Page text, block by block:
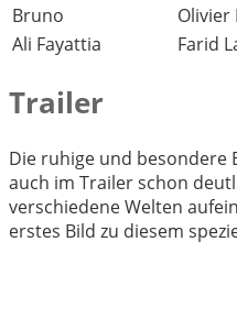
Bruno
Olivier
Ali Fayattia
Farid
Trailer
Die ruhige und besondere
auch im Trailer schon
verschiedene Welten
erstes Bild zu diesem